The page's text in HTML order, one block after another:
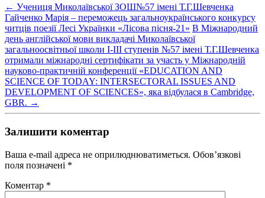
← Учениця Миколаївської ЗОШ№57 імені Т.Г.Шевченка
Гайченко Марія – переможець загальноукраїнського конкурсу
читців поезії Лесі Українки «Лісова пісня-21» В Міжнародний
день англійської мови викладачі Миколаївської
загальноосвітньої школи І-ІІІ ступенів №57 імені Т.Г.Шевченка
отримали міжнародні сертифікати за участь у Міжнародній
науково-практичній конференції «EDUCATION AND
SCIENCE OF TODAY: INTERSECTORAL ISSUES AND
DEVELOPMENT OF SCIENCES», яка відбулася в Cambridge,
GBR. →
Залишити коментар
Ваша e-mail адреса не оприлюднюватиметься. Обов’язкові
поля позначені *
Коментар *